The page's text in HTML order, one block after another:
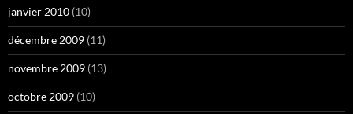
janvier 2010 (10)
décembre 2009 (11)
novembre 2009 (13)
octobre 2009 (10)